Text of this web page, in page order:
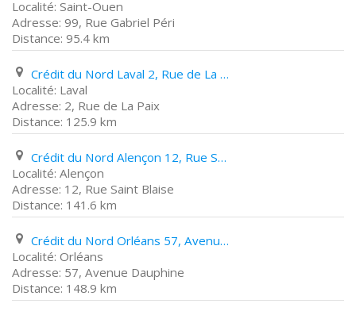
Saint-Ouen
99, Rue Gabriel Péri
95.4 km
Crédit du Nord Laval 2, Rue de La Paix
Laval
2, Rue de La Paix
125.9 km
Crédit du Nord Alençon 12, Rue Saint Blaise
Alençon
12, Rue Saint Blaise
141.6 km
Crédit du Nord Orléans 57, Avenue Dauphine
Orléans
57, Avenue Dauphine
148.9 km